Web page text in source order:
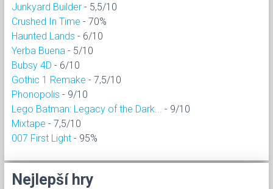
Junkyard Builder - 5,5/10
Crushed In Time - 70%
Haunted Lands - 6/10
Yerba Buena - 5/10
Bubsy 4D - 6/10
Gothic 1 Remake - 7,5/10
Phonopolis - 9/10
Lego Batman: Legacy of the Dark...
- 9/10
Mixtape - 7,5/10
007 First Light - 95%
Nejlepší hry